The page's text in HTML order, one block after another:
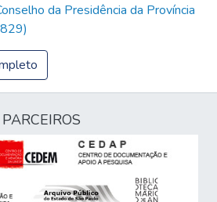
da Presidência da Província
PARCEIROS